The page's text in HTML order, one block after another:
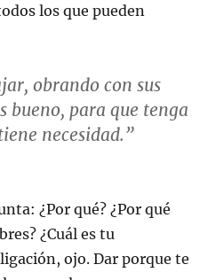
los que pueden
obrando con sus
bueno, para que tenga
necesidad.”
¿Por qué? ¿Por qué
¿Cuál es tu
ojo. Dar porque te